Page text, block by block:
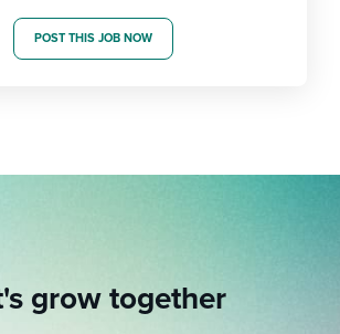
POST THIS JOB NOW
grow together